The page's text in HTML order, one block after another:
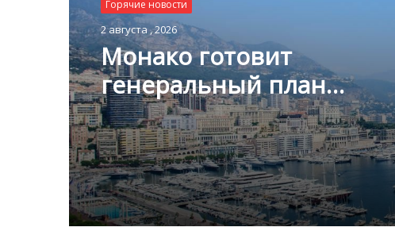
Горячие новости
2 августа , 2026
Монако готовит
генеральный план
развития: что
Княжестве
Горячие новости
1 августа , 2026
Благотворительный
Монако помог детям на
пяти континентах